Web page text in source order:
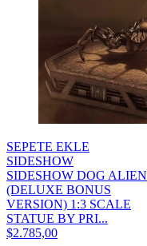
SEPETE EKLE
SIDESHOW
SIDESHOW DOG ALIEN
(DELUXE BONUS
VERSION) 1:3 SCALE
STATUE BY PRI...
$2.785,00